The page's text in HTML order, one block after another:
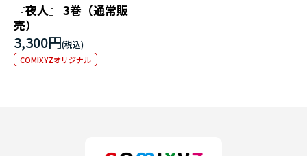
『夜人』 3巻（通常販
売）
3,300円
COMIXYZオリジナル